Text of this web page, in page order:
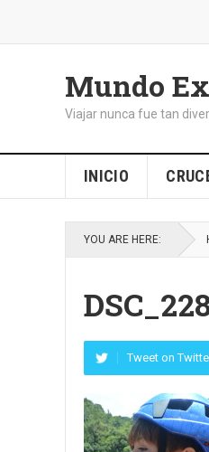
Mundo
Viajar nunca fue tan
INICIO
YOU ARE HERE:
Tweet on